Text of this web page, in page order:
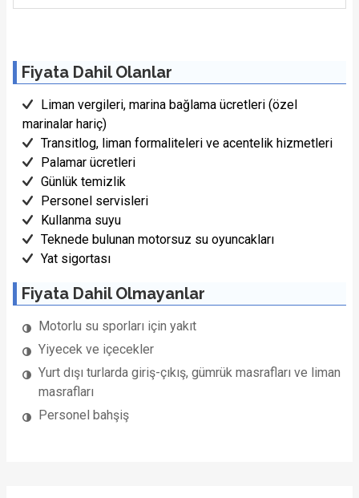
Fiyata Dahil Olanlar
Liman vergileri, marina bağlama ücretleri (özel
marinalar hariç)
Transitlog, liman formaliteleri ve acentelik hizmetleri
Palamar ücretleri
Günlük temizlik
Personel servisleri
Kullanma suyu
Teknede bulunan motorsuz su oyuncakları
Yat sigortası
Fiyata Dahil Olmayanlar
Motorlu su sporları için yakıt
Yiyecek ve içecekler
Yurt dışı turlarda giriş-çıkış, gümrük masrafları ve liman
masrafları
Personel bahşiş